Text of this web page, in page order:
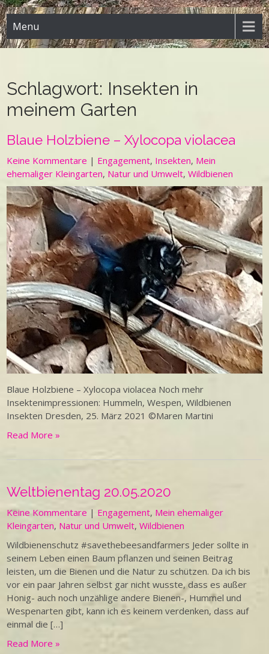
Menu
Schlagwort: Insekten in
meinem Garten
Blaue Holzbiene – Xylocopa violacea
Keine Kommentare | Engagement, Insekten, Mein
ehemaliger Kleingarten, Natur und Umwelt,Wildbienen
Blaue Holzbiene – Xylocopa violacea Noch mehr
Insektenimpressionen: Hummeln, Wespen, Wildbienen
Insekten Dresden, 25. März 2021 ©Maren Martini
Read More »
Weltbienentag 20.05.2020
Keine Kommentare | Engagement, Mein ehemaliger
Kleingarten, Natur und Umwelt,Wildbienen
Wildbienenschutz #savethebeesandfarmers Jeder sollte in
seinem Leben einen Baum pflanzen und seinen Beitrag
leisten, um die Bienen und die Natur zu schützen. Da ich bis
vor ein paar Jahren selbst gar nicht wusste, dass es außer
Honig- auch noch unzählige andere Bienen-, Hummel und
Wespenarten gibt, kann ich es keinem verdenken, dass auf
einmal die […]
Read More »